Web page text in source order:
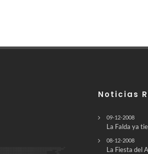
Noticias
09-12-2008
La Falda ya
08-12-2008
La Fiesta del